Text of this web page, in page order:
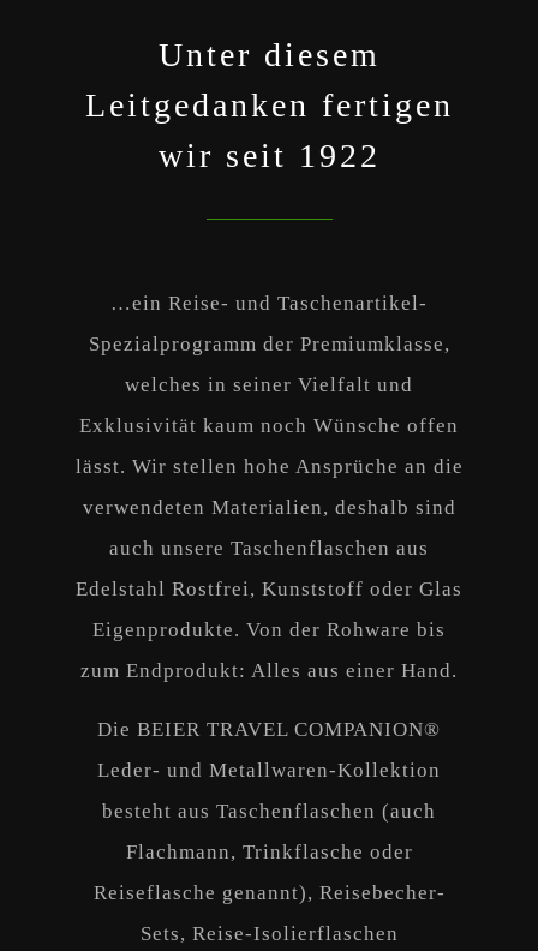
Unter diesem
Leitgedanken fertigen
wir seit 1922
…ein Reise- und Taschenartikel-
Spezialprogramm der Premiumklasse,
welches in seiner Vielfalt und
Exklusivität kaum noch Wünsche offen
lässt. Wir stellen hohe Ansprüche an die
verwendeten Materialien, deshalb sind
auch unsere Taschenflaschen aus
Edelstahl Rostfrei, Kunststoff oder Glas
Eigenprodukte. Von der Rohware bis
zum Endprodukt: Alles aus einer Hand.
Die BEIER TRAVEL COMPANION®
Leder- und Metallwaren-Kollektion
besteht aus Taschenflaschen (auch
Flachmann, Trinkflasche oder
Reiseflasche genannt), Reisebecher-
Sets, Reise-Isolierflaschen